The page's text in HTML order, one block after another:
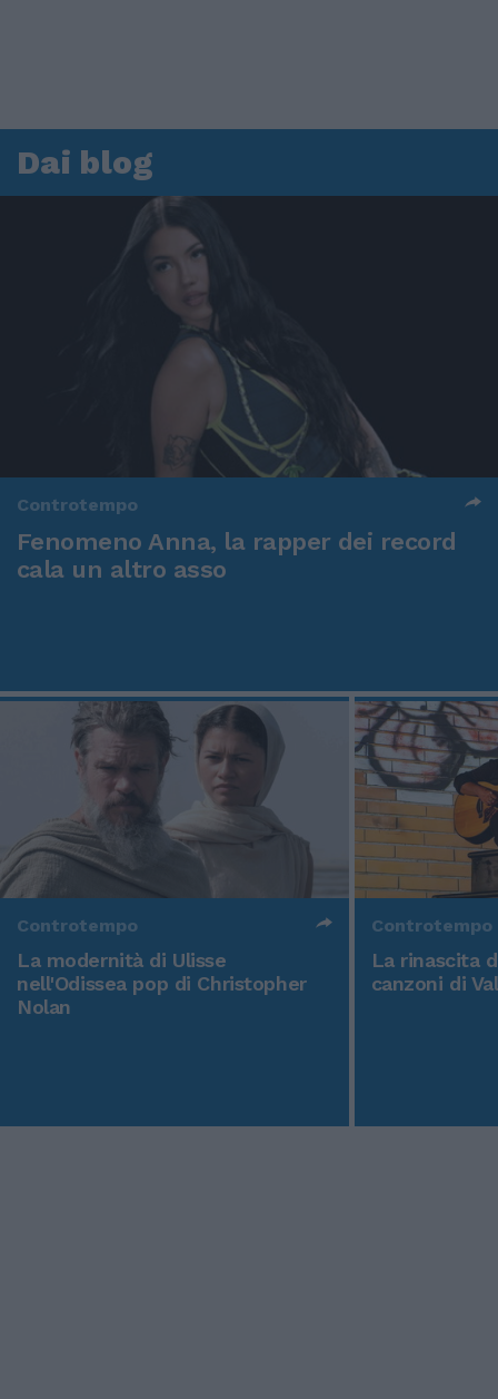
Dai blog
Controtempo
Fenomeno Anna, la rapper dei record
cala un altro asso
Controtempo
La modernità di Ulisse
nell'Odissea pop di Christopher
Nolan
Controtempo
La rinascita
canzoni di